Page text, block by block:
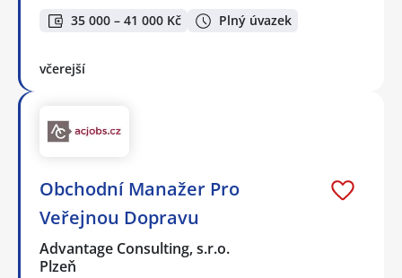
35 000 – 41 000 Kč Plný úvazek
včerejší
Obchodní Manažer Pro
Veřejnou Dopravu
Advantage Consulting, s.r.o.
Plzeň